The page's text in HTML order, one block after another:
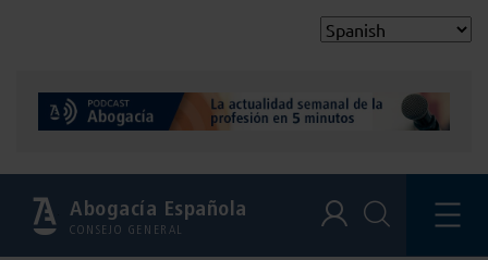
Abogacía Española
CONSEJO GENERAL